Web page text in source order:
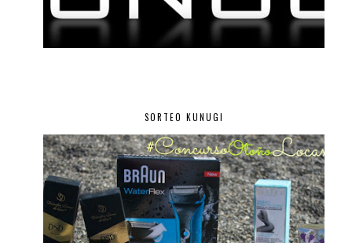
SORTEO KUNUGI